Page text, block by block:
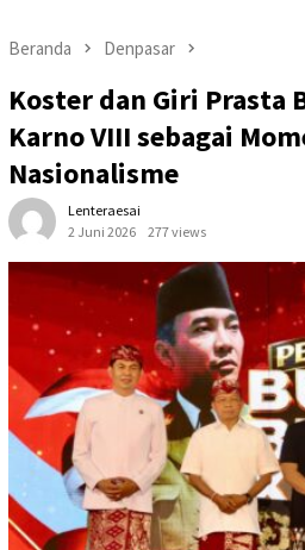
Beranda Denpasar
Koster dan Giri Prasta
Karno VIII sebagai
Nasionalisme
Lenteraesai
2 Juni 2026
277 views